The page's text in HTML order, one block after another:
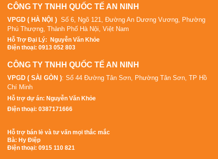
CÔNG TY TNHH QUỐC TẾ AN NINH
VPGD ( HÀ NỘI ) Số 6, Ngõ 121, Đường An Dương Vương, Phường
Phú Thượng, Thành Phố Hà Nội, Việt Nam
Hỗ Trợ Đại Lý: Nguyễn Văn Khỏe
Điện thoại: 0913 052 803
CÔNG TY TNHH QUỐC TẾ AN NINH
VPGD ( SÀI GÒN ): Số 44 Đường Tân Sơn, Phường Tân Sơn, TP Hồ
Chí Minh
Hỗ trợ dự án: Nguyễn Văn Khỏe
Điện thoại: 0387171666
Hỗ trợ bán lẻ và tư vấn mọi thắc mắc
Bà: Hy Điệp
Điện thoại: 0915 110 821